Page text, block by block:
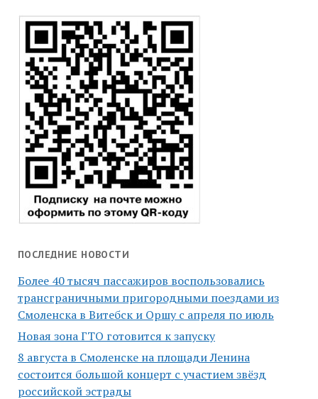
ПОСЛЕДНИЕ НОВОСТИ
Более 40 тысяч пассажиров воспользовались
трансграничными пригородными поездами из
Смоленска в Витебск и Оршу с апреля по июль
Новая зона ГТО готовится к запуску
8 августа в Смоленске на площади Ленина
состоится большой концерт с участием звёзд
российской эстрады